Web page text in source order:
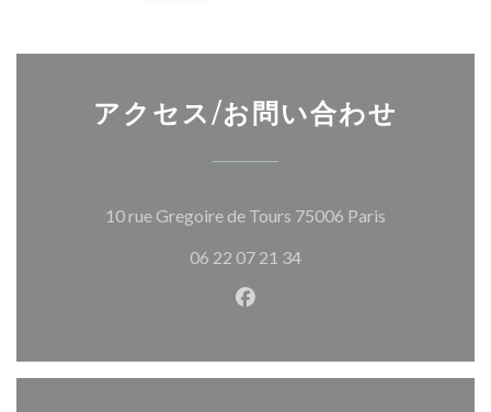
アクセス/お問い合わせ
10 rue Gregoire de Tours 75006 Paris
06 22 07 21 34
Facebook ((新しいウィン